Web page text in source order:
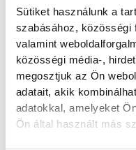
Sütiket használunk a
szabásához, közösségi
valamint
közösségi média-,
megosztjuk az Ön
adatait, akik
adatokkal, amelyeket
Ön által használt más
amelyben az
István hagyatéka
elindult folyamat
államalapítással,
újraépíteni az
gazdaságot. Az,
visszatért a